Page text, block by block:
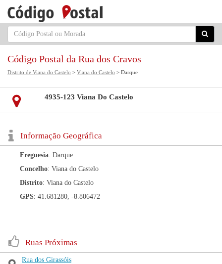
Código Postal da Rua dos Cravos
Distrito de Viana do Castelo > Viana do Castelo > Darque
4935-123 Viana Do Castelo
Informação Geográfica
Freguesia: Darque
Concelho: Viana do Castelo
Distrito: Viana do Castelo
GPS: 41.681280, -8.806472
Ruas Próximas
Rua dos Girassóis